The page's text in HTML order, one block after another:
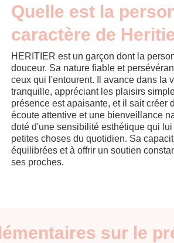
Quelle est la
caractère de
HERITIER est un garçon dont la
douceur. Sa nature fiable et
ceux qui l'entourent. Il avance dans la
tranquille, appréciant les plaisirs
présence est apaisante, et il sait créer
écoute attentive et une bienveillance
doté d'une sensibilité esthétique qui
petites choses du quotidien. Sa
équilibrées et à offrir un soutien
ses proches.
sur le